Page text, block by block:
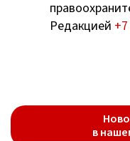
Редакцией
в